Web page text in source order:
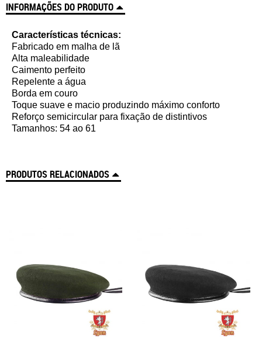
INFORMAÇÕES DO PRODUTO
Características técnicas:
Fabricado em malha de lã
Alta maleabilidade
Caimento perfeito
Repelente a água
Borda em couro
Toque suave e macio produzindo máximo conforto
Reforço semicircular para fixação de distintivos
Tamanhos: 54 ao 61
PRODUTOS RELACIONADOS